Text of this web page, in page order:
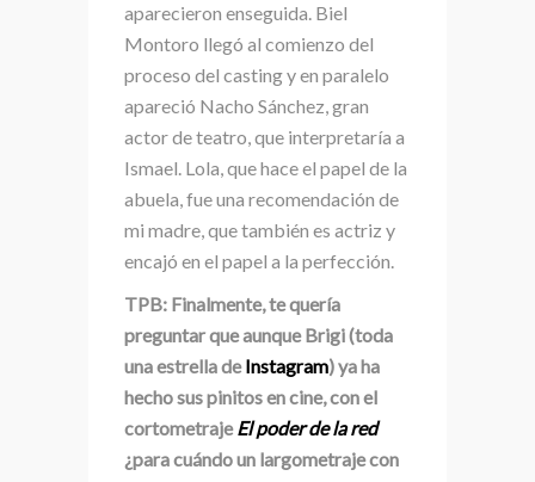
aparecieron enseguida. Biel
Montoro llegó al comienzo del
proceso del casting y en paralelo
apareció Nacho Sánchez, gran
actor de teatro, que interpretaría a
Ismael. Lola, que hace el papel de la
abuela, fue una recomendación de
mi madre, que también es actriz y
encajó en el papel a la perfección.
TPB: Finalmente, te quería
preguntar que aunque Brigi (toda
una estrella deInstagram) ya ha
hecho sus pinitos en cine, con el
cortometrajeEl poder de la red
¿para cuándo un largometraje con